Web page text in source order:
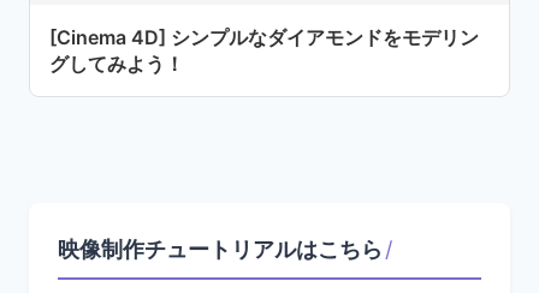
[Cinema 4D] シンプルなダイアモンドをモデリン
グしてみよう！
映像制作チュートリアルはこちら /